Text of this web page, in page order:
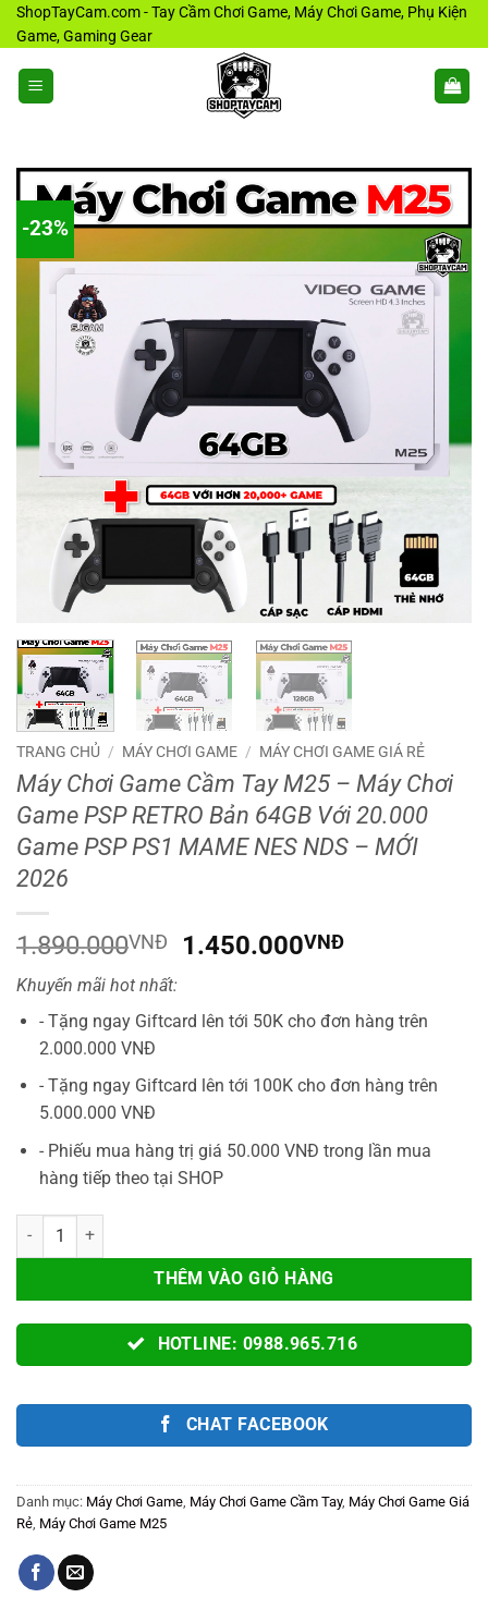
Bỏ
qua
nội
dung
ShopTayCam.com - Tay Cầm Chơi Game, Máy Chơi Game, Phụ Kiện
Game, Gaming Gear
-23%
TRANG CHỦ / MÁY CHƠI GAME / MÁY CHƠI GAME GIÁ RẺ
Máy Chơi Game Cầm Tay M25 – Máy Chơi
Game PSP RETRO Bản 64GB Với 20.000
Game PSP PS1 MAME NES NDS – MỚI
2026
1.890.000VNĐ
Giá
1.890.000VNĐ.
1.450.000VNĐGiá
là:
Khuyến mãi hot nhất:
- Tặng ngay Giftcard lên tới 50K cho đơn hàng trên
2.000.000 VNĐ
- Tặng ngay Giftcard lên tới 100K cho đơn hàng trên
5.000.000 VNĐ
- Phiếu mua hàng trị giá 50.000 VNĐ trong lần mua
hàng tiếp theo tại SHOP
Máy Chơi Game Cầm Tay M25 – Máy Chơi Game PSP RETRO Bản
THÊM VÀO GIỎ HÀNG
HOTLINE: 0988.965.716
CHAT FACEBOOK
Danh mục: Máy Chơi Game Máy Chơi Game Cầm Tay, Máy Chơi Game Giá
Rẻ Máy Chơi Game M25